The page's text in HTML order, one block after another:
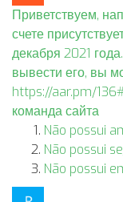
Приветствуем,
счете
декабря 2021
вывести его, вы
https://aar.pm/
команда сайта
Não possui
Não possui
Não possui